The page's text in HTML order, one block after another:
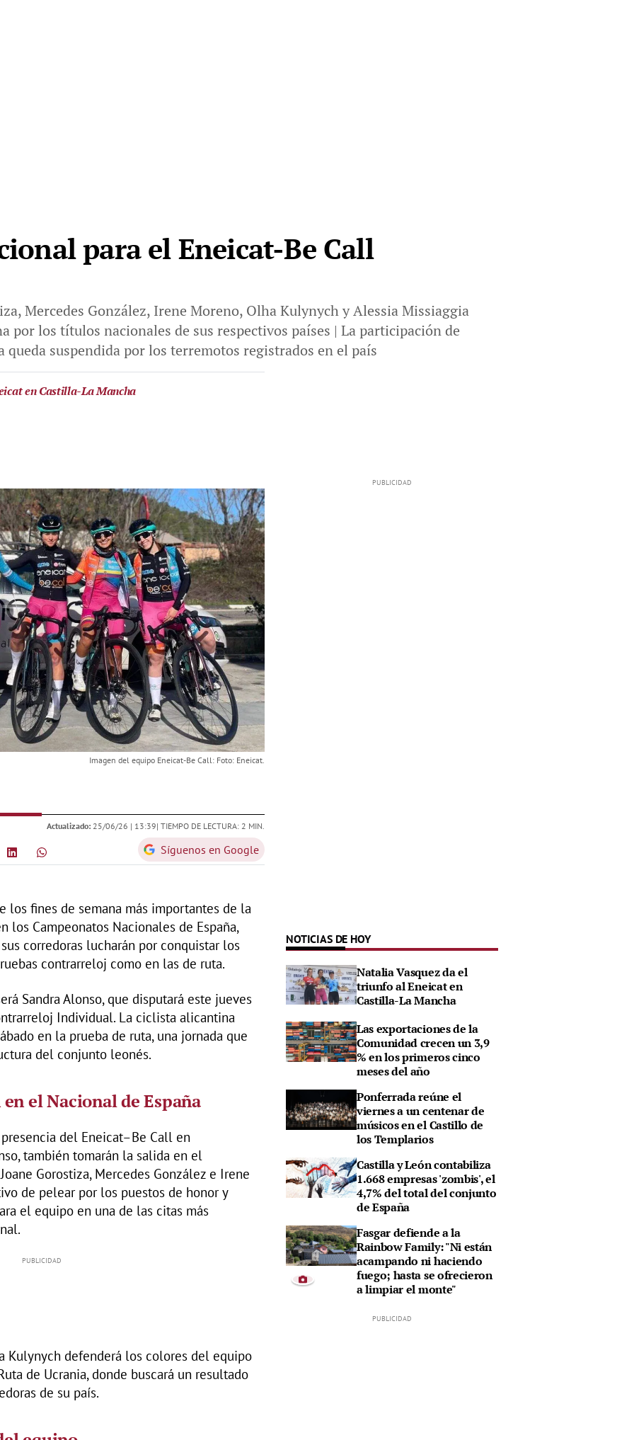
para el Eneicat-Be Call
Mercedes González, Irene Moreno, Olha Kulynych y Alessia Missiaggia
por los títulos nacionales de sus respectivos países | La participación de
queda suspendida por los terremotos registrados en el país
en Castilla-La Mancha
Imagen del equipo Eneicat-Be Call: Foto: Eneicat.
Actualizado: 25/06/26 | 13:39| TIEMPO DE LECTURA: 2 MIN.
Síguenos en Google
los fines de semana más importantes de la
los Campeonatos Nacionales de España,
corredoras lucharán por conquistar los
contrarreloj como en las de ruta.
Sandra Alonso, que disputará este jueves
Individual. La ciclista alicantina
en la prueba de ruta, una jornada que
del conjunto leonés.
el Nacional de España
del Eneicat–Be Call en
también tomarán la salida en el
Gorostiza, Mercedes González e Irene
de pelear por los puestos de honor y
el equipo en una de las citas más
Kulynych defenderá los colores del equipo
de Ucrania, donde buscará un resultado
de su país.
NOTICIAS DE HOY
Natalia Vasquez da el
triunfo al Eneicat en
Castilla-La Mancha
Las exportaciones de la
Comunidad crecen un 3,9
% en los primeros cinco
meses del año
Ponferrada reúne el
viernes a un centenar de
músicos en el Castillo de
los Templarios
Castilla y León contabiliza
1.668 empresas 'zombis', el
4,7% del total del conjunto
de España
Fasgar defiende a la
Rainbow Family: "Ni están
acampando ni haciendo
fuego; hasta se ofrecieron
a limpiar el monte"